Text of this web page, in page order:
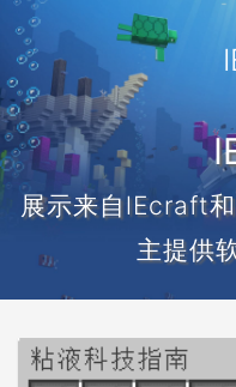
展示来自lEcraft
主提供